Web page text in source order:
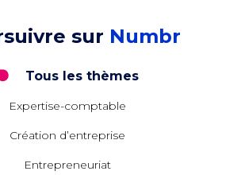
sur Numbr
Tous les thèmes
Expertise-comptable
Création d’entreprise
Entrepreneuriat